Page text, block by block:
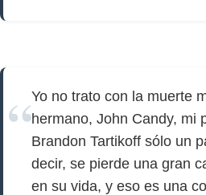
Yo no trato con la muerte
hermano, John Candy, mi
Brandon Tartikoff sólo un
decir, se pierde una gran
en su vida, y eso es una